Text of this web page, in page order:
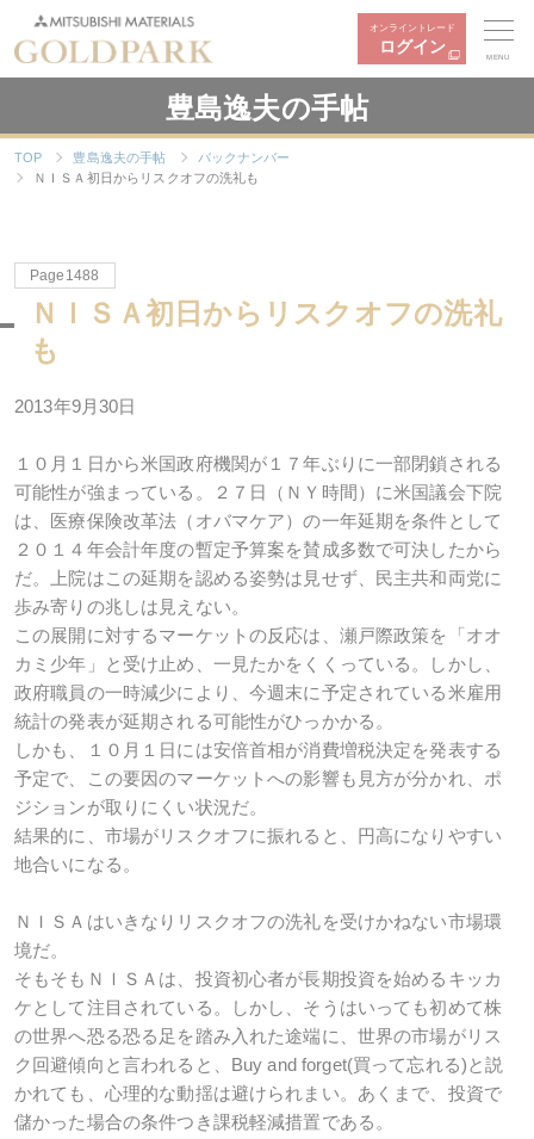
オンライントレード
ログイン
MENU
豊島逸夫の手帖
TOP 豊島逸夫の手帖
バックナンバー
ＮＩＳＡ初日からリスクオフの洗礼も
Page1488
ＮＩＳＡ初日からリスクオフの洗礼
も
2013年9月30日
１０月１日から米国政府機関が１７年ぶりに一部閉鎖される
可能性が強まっている。２７日（ＮＹ時間）に米国議会下院
は、医療保険改革法（オバマケア）の一年延期を条件として
２０１４年会計年度の暫定予算案を賛成多数で可決したから
だ。上院はこの延期を認める姿勢は見せず、民主共和両党に
歩み寄りの兆しは見えない。
この展開に対するマーケットの反応は、瀬戸際政策を「オオ
カミ少年」と受け止め、一見たかをくくっている。しかし、
政府職員の一時減少により、今週末に予定されている米雇用
統計の発表が延期される可能性がひっかかる。
しかも、１０月１日には安倍首相が消費増税決定を発表する
予定で、この要因のマーケットへの影響も見方が分かれ、ポ
ジションが取りにくい状況だ。
結果的に、市場がリスクオフに振れると、円高になりやすい
地合いになる。
ＮＩＳＡはいきなりリスクオフの洗礼を受けかねない市場環
境だ。
そもそもＮＩＳＡは、投資初心者が長期投資を始めるキッカ
ケとして注目されている。しかし、そうはいっても初めて株
の世界へ恐る恐る足を踏み入れた途端に、世界の市場がリス
ク回避傾向と言われると、Buy and forget(買って忘れる)と説
かれても、心理的な動揺は避けられまい。あくまで、投資で
儲かった場合の条件つき課税軽減措置である。